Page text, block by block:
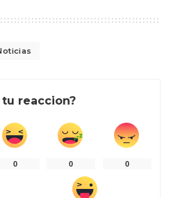
tu reaccion?
0 0 0